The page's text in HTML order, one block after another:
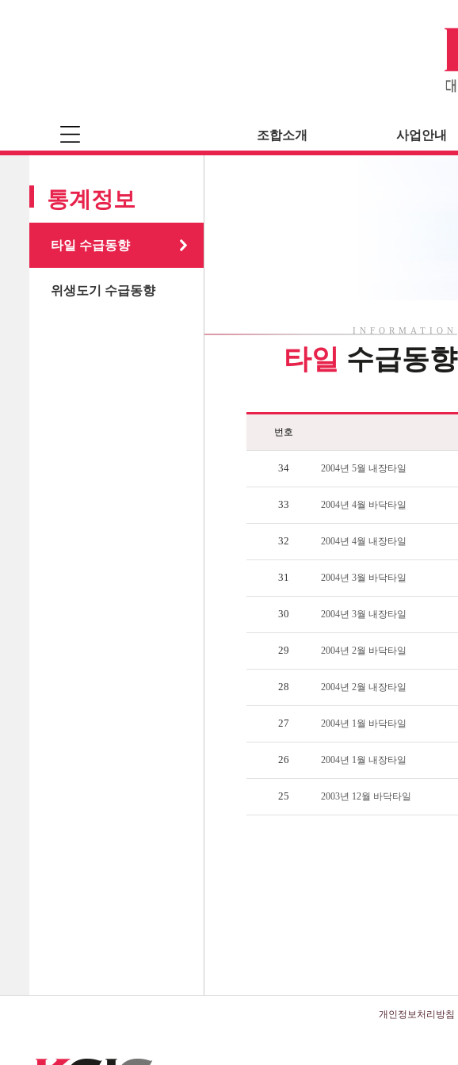
조합소개 사업안내
통계정보
타일 수급동향
위생도기 수급동향
INFORMATION
타일 수급동향
번호
34 2004년 5월 내장타일
33 2004년 4월 바닥타일
32 2004년 4월 내장타일
31 2004년 3월 바닥타일
30 2004년 3월 내장타일
29 2004년 2월 바닥타일
28 2004년 2월 내장타일
27 2004년 1월 바닥타일
26 2004년 1월 내장타일
25 2003년 12월 바닥타일
개인정보처리방침